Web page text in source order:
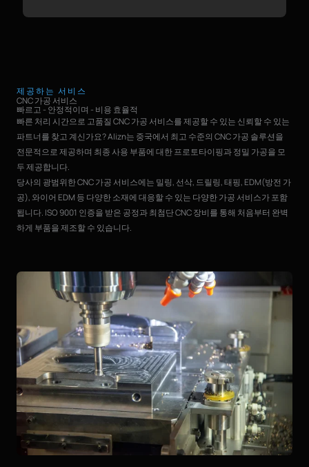
제공하는 서비스
CNC 가공 서비스
빠르고 - 안정적이며 - 비용 효율적
빠른 처리 시간으로 고품질 CNC 가공 서비스를 제공할 수 있는 신뢰할 수 있는
파트너를 찾고 계신가요? Alizn는 중국에서 최고 수준의 CNC 가공 솔루션을
전문적으로 제공하며 최종 사용 부품에 대한 프로토타이핑과 정밀 가공을 모
두 제공합니다.
당사의 광범위한 CNC 가공 서비스에는 밀링, 선삭, 드릴링, 태핑, EDM(방전 가
공), 와이어 EDM 등 다양한 소재에 대응할 수 있는 다양한 가공 서비스가 포함
됩니다. ISO 9001 인증을 받은 공정과 최첨단 CNC 장비를 통해 처음부터 완벽
하게 부품을 제조할 수 있습니다.